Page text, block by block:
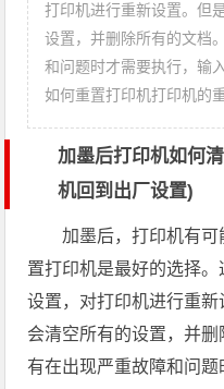
打印机进行重新设置。但
设置，并删除所有的文档
和问题时才需要执行，输
如何重置打印机打印机的
加墨后打印机如何
机回到出厂设置)
加墨后，打印机有
置打印机是最好的选择
设置，对打印机进行重
会清空所有的设置，并
有在出现严重故障和问